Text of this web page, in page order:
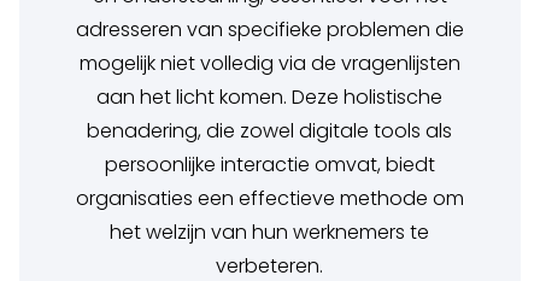
adresseren van specifieke problemen die
mogelijk niet volledig via de vragenlijsten
aan het licht komen. Deze holistische
benadering, die zowel digitale tools als
persoonlijke interactie omvat, biedt
organisaties een effectieve methode om
het welzijn van hun werknemers te
verbeteren.